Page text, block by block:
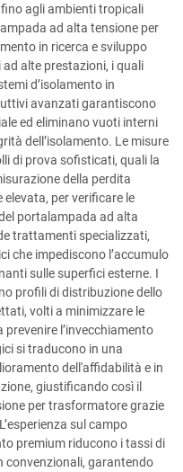
agli ambienti tropicali
ad alta tensione per
in ricerca e sviluppo
alte prestazioni, i quali
d’isolamento in
avanzati garantiscono
ed eliminano vuoti interni
dell’isolamento. Le misure
di prova sofisticati, quali la
della perdita
per verificare le
portalampada ad alta
trattamenti specializzati,
che impediscono l’accumulo
sulle superfici esterne. I
profili di distribuzione dello
volti a minimizzare le
l’invecchiamento
si traducono in una
dell'affidabilità e in
giustificando così il
per trasformatore grazie
sul campo
premium riducono i tassi di
convenzionali, garantendo